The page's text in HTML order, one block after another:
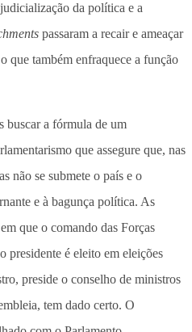
da política e a
passaram a recair e ameaçar
que também enfraquece a função
buscar a fórmula de um
que assegure que, nas
não se submete o país e o
e à bagunça política. As
que o comando das Forças
presidente é eleito em eleições
preside o conselho de ministros
tem dado certo. O